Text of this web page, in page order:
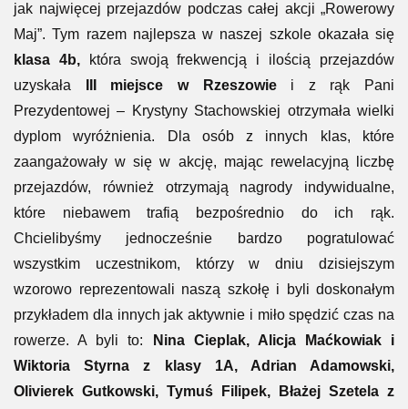
jak najwięcej przejazdów podczas całej akcji „Rowerowy
Maj”. Tym razem najlepsza w naszej szkole okazała się
klasa 4b,która swoją frekwencją i ilością przejazdów
uzyskała
III miejsce w Rzeszowiei z rąk Pani
Prezydentowej – Krystyny Stachowskiej otrzymała wielki
dyplom wyróżnienia. Dla osób z innych klas, które
zaangażowały w się w akcję, mając rewelacyjną liczbę
przejazdów, również otrzymają nagrody indywidualne,
które niebawem trafią bezpośrednio do ich rąk.
Chcielibyśmy jednocześnie bardzo pogratulować
wszystkim uczestnikom, którzy w dniu dzisiejszym
wzorowo reprezentowali naszą szkołę i byli doskonałym
przykładem dla innych jak aktywnie i miło spędzić czas na
rowerze. A byli to:
Nina Cieplak, Alicja Maćkowiak i
Wiktoria Styrna z klasy 1A, Adrian Adamowski,
Olivierek Gutkowski, Tymuś Filipek, Błażej Szetela z